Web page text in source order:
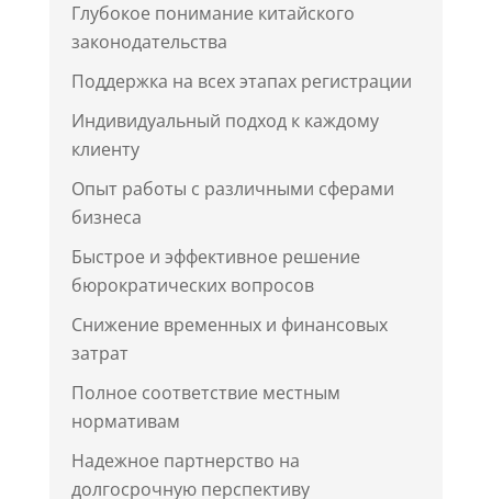
Глубокое понимание китайского
законодательства
Поддержка на всех этапах регистрации
Индивидуальный подход к каждому
клиенту
Опыт работы с различными сферами
бизнеса
Быстрое и эффективное решение
бюрократических вопросов
Снижение временных и финансовых
затрат
Полное соответствие местным
нормативам
Надежное партнерство на
долгосрочную перспективу